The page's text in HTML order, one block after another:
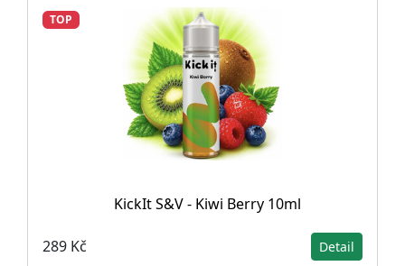
TOP
KickIt S&V - Kiwi Berry 10ml
289 Kč Detail